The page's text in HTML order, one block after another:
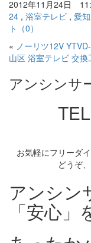
2012年11月24日
24 , 浴室テレビ , 愛
ト（0）
« ノーリツ12V
山区 浴室テレビ 交換
アンシンサ
お気軽にフリーダ
どうぞ
アンシン
「安心